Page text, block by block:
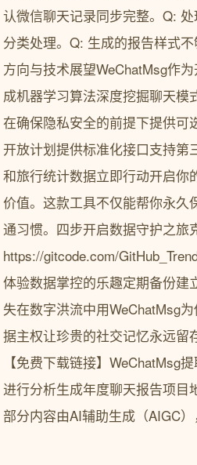
认微信聊天记录同步完整。Q:
分类处理。Q: 生成的报告样式
方向与技术展望WeChatMsg作
成机器学习算法深度挖掘聊天
在确保隐私安全的前提下提供可
开放计划提供标准化接口支持第
和旅行统计数据立即行动开启你
价值。这款工具不仅能帮你永久
通习惯。四步开启数据守护之旅
https://gitcode.com/
体验数据掌控的乐趣定期备份建
失在数字洪流中用WeChatMsg
据主权让珍贵的社交记忆永远留
【免费下载链接】WeChatMsg
进行分析生成年度聊天报告项目
部分内容由AI辅助生成（AIGC